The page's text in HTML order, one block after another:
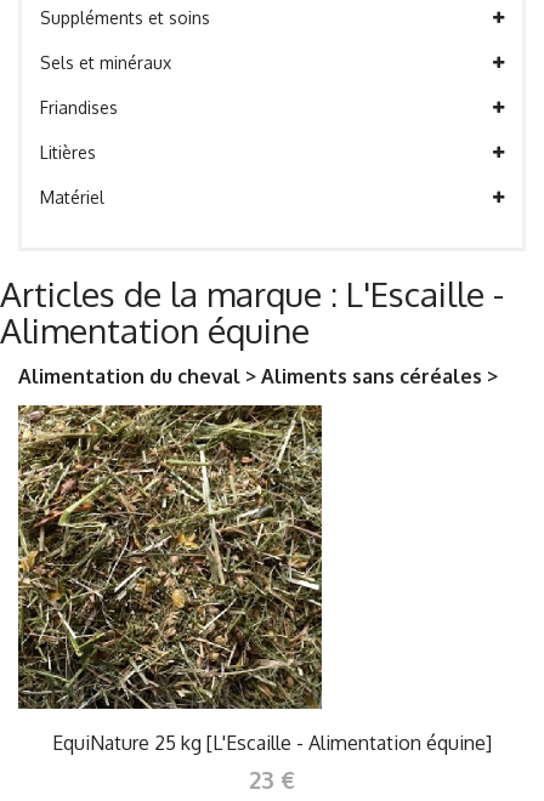
Suppléments et soins
Sels et minéraux
Friandises
Litières
Matériel
Articles de la marque : L'Escaille -
Alimentation équine
Alimentation du cheval > Aliments sans céréales >
EquiNature 25 kg [L'Escaille - Alimentation équine]
23 €